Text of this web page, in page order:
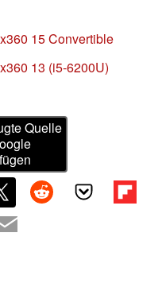
15 Convertible
13 (i5-6200U)
Quelle